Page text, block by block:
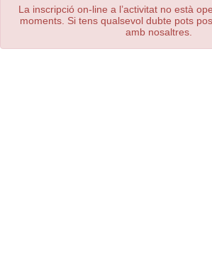
La inscripció on-line a l’activitat no està
moments. Si tens qualsevol dubte pots
amb nosaltres.